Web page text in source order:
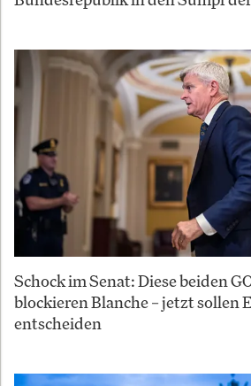
Schock im Senat: Diese beiden
blockieren Blanche – jetzt sollen
entscheiden